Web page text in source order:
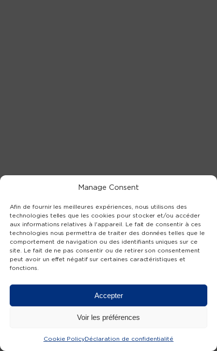
Manage Consent
Afin de fournir les meilleures expériences, nous utilisons des
technologies telles que les cookies pour stocker et/ou accéder
aux informations relatives à l'appareil. Le fait de consentir à ces
technologies nous permettra de traiter des données telles que le
comportement de navigation ou des identifiants uniques sur ce
site. Le fait de ne pas consentir ou de retirer son consentement
peut avoir un effet négatif sur certaines caractéristiques et
fonctions.
Accepter
Voir les préférences
Cookie PolicyDéclaration de confidentialité
80 millions récoltés jusqu’à présent, grâce
à vous
Qu’il s’agisse d’offrir aux patients un nouvel
espace pour le soin intégral de la personne ou
d’égaliser l’accès aux essais cliniques, entre
autres, les projets porteurs soutenus par Unis
contre le cancer améliorent déjà l’expérience et
LIRE LA NOUVELLE